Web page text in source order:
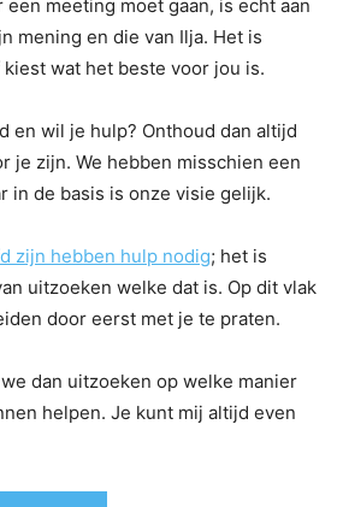
een meeting moet gaan, is echt aan
mening en die van Ilja. Het is
wat het beste voor jou is.
en wil je hulp? Onthoud dan altijd
je zijn. We hebben misschien een
in de basis is onze visie gelijk.
zijn hebben hulp nodig; het is
uitzoeken welke dat is. Op dit vlak
door eerst met je te praten.
dan uitzoeken op welke manier
helpen. Je kunt mij altijd even